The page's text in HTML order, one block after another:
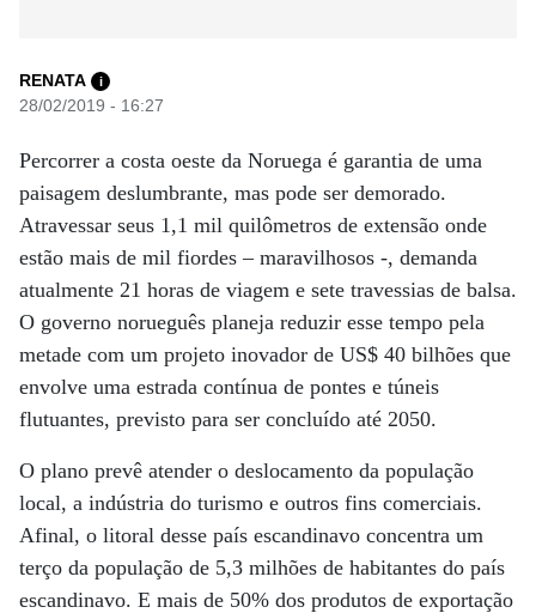
RENATA i
28/02/2019 - 16:27
Percorrer a costa oeste da Noruega é garantia de uma
paisagem deslumbrante, mas pode ser demorado.
Atravessar seus 1,1 mil quilômetros de extensão onde
estão mais de mil fiordes – maravilhosos -, demanda
atualmente 21 horas de viagem e sete travessias de balsa.
O governo norueguês planeja reduzir esse tempo pela
metade com um projeto inovador de US$ 40 bilhões que
envolve uma estrada contínua de pontes e túneis
flutuantes, previsto para ser concluído até 2050.
O plano prevê atender o deslocamento da população
local, a indústria do turismo e outros fins comerciais.
Afinal, o litoral desse país escandinavo concentra um
terço da população de 5,3 milhões de habitantes do país
escandinavo. E mais de 50% dos produtos de exportação